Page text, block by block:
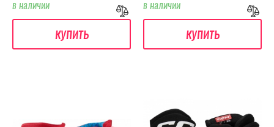
в наличии
купить
в наличии
купить